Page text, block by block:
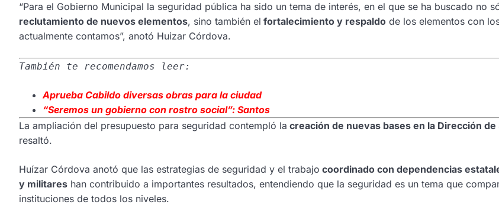
“Para el Gobierno Municipal la seguridad pública ha sido un tema de interés, en el que se ha buscado no
reclutamiento de nuevos elementos, sino también el fortalecimiento y respaldo de los elementos con
actualmente contamos”, anotó Huizar Córdova.
También te recomendamos leer:
Aprueba Cabildo diversas obras para la ciudad
“Seremos un gobierno con rostro social”: Santos
La ampliación del presupuesto para seguridad contempló la creación de nuevas bases en la Dirección de
resaltó.
Huízar Córdova anotó que las estrategias de seguridad y el trabajo coordinado con dependencias
y militares han contribuido a importantes resultados, entendiendo que la seguridad es un tema que
instituciones de todos los niveles.